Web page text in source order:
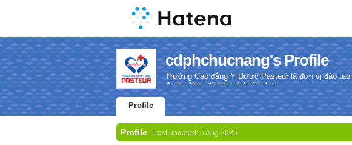
cdphchucnang's Profile
Trường Cao đẳng Y Dược Pasteur là đơn vị đào
được đông đảo thí sinh tin chọn.
Profile
Profile Last updated: 5 Aug 2025